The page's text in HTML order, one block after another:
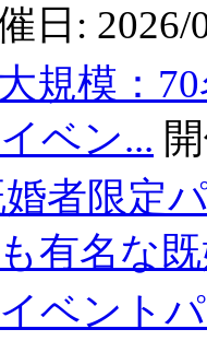
日: 2026/
規模：
ベン...
者限定
有名な
ベント